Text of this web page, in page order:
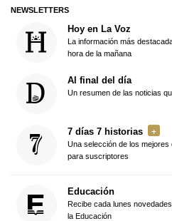
NEWSLETTERS
Hoy en La Voz
La información más
hora de la mañana
Al final del día
Un resumen de las noticias
7 días 7 historias
Una selección de los
para suscriptores
Educación
Recibe cada lunes
la Educación